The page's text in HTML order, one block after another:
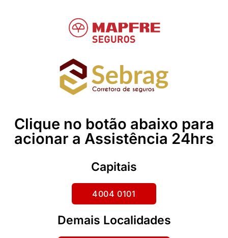
Clique no botão abaixo para
acionar a Assistência 24hrs
Capitais
4004 0101
Demais Localidades